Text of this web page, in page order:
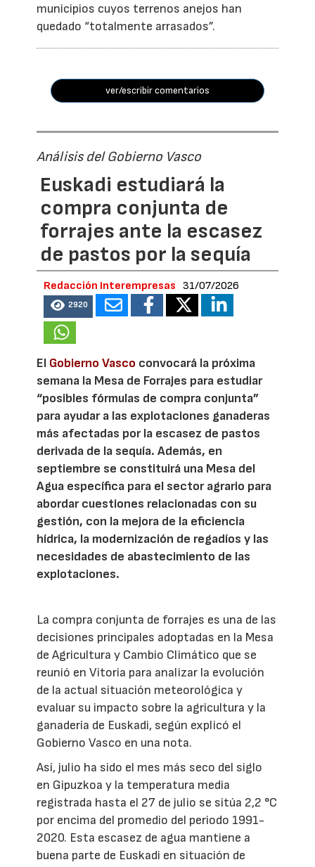
municipios cuyos terrenos anejos han
quedado “totalmente arrasados”.
ver/escribir comentarios
Análisis del Gobierno Vasco
Euskadi estudiará la
compra conjunta de
forrajes ante la escasez
de pastos por la sequía
Redacción Interempresas 31/07/2026
2920
El Gobierno Vasco convocará la próxima
semana la Mesa de Forrajes para estudiar
“posibles fórmulas de compra conjunta”
para ayudar a las explotaciones ganaderas
más afectadas por la escasez de pastos
derivada de la sequía. Además, en
septiembre se constituirá una Mesa del
Agua específica para el sector agrario para
abordar cuestiones relacionadas con su
gestión, con la mejora de la eficiencia
hídrica, la modernización de regadíos y las
necesidades de abastecimiento de las
explotaciones.
La compra conjunta de forrajes es una de las
decisiones principales adoptadas en la Mesa
de Agricultura y Cambio Climático que se
reunió en Vitoria para analizar la evolución
de la actual situación meteorológica y
evaluar su impacto sobre la agricultura y la
ganadería de Euskadi, según explicó el
Gobierno Vasco en una nota.
Así, julio ha sido el mes más seco del siglo
en Gipuzkoa y la temperatura media
registrada hasta el 27 de julio se sitúa 2,2 °C
por encima del promedio del periodo 1991-
2020. Esta escasez de agua mantiene a
buena parte de Euskadi en situación de